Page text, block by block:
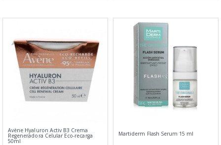
Avène Hyaluron Activ B3 Crema
Regeneradora Celular Eco-recarga
50ml
Martiderm Flash Serum 15 ml